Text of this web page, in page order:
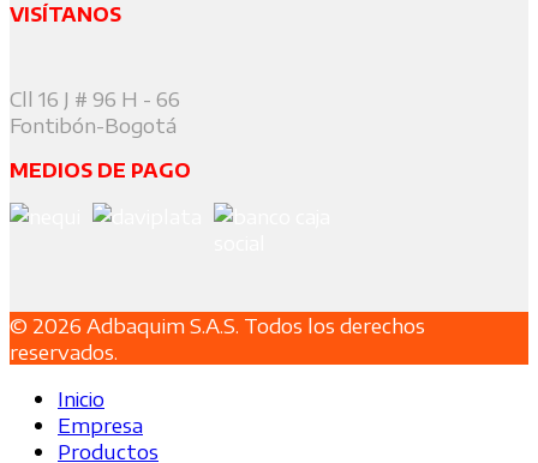
VISÍTANOS
Cll 16 J # 96 H - 66
Fontibón-Bogotá
MEDIOS DE PAGO
© 2026 Adbaquim S.A.S. Todos los derechos
reservados.
Inicio
Empresa
Productos